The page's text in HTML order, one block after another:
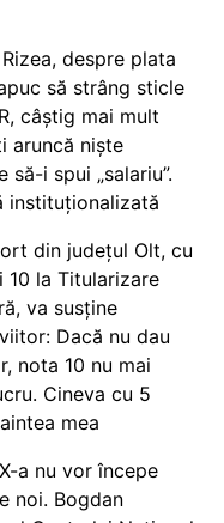
despre plata
să strâng sticle
câștig mai mult
aruncă niște
i spui „salariu”.
instituționalizată
din județul Olt, cu
10 la Titularizare
va susține
Dacă nu dau
nota 10 nu mai
Cineva cu 5
mea
a nu vor începe
noi. Bogdan